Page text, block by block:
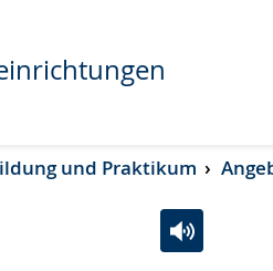
und Praktikum